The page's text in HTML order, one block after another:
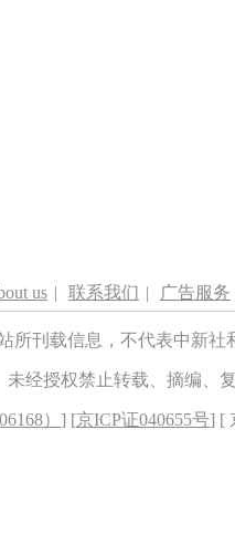
us | 联系我们 | 广告服务
所刊载信息，不代表中新
未经授权禁止转载、摘编、
） ] [京ICP证040655号] [